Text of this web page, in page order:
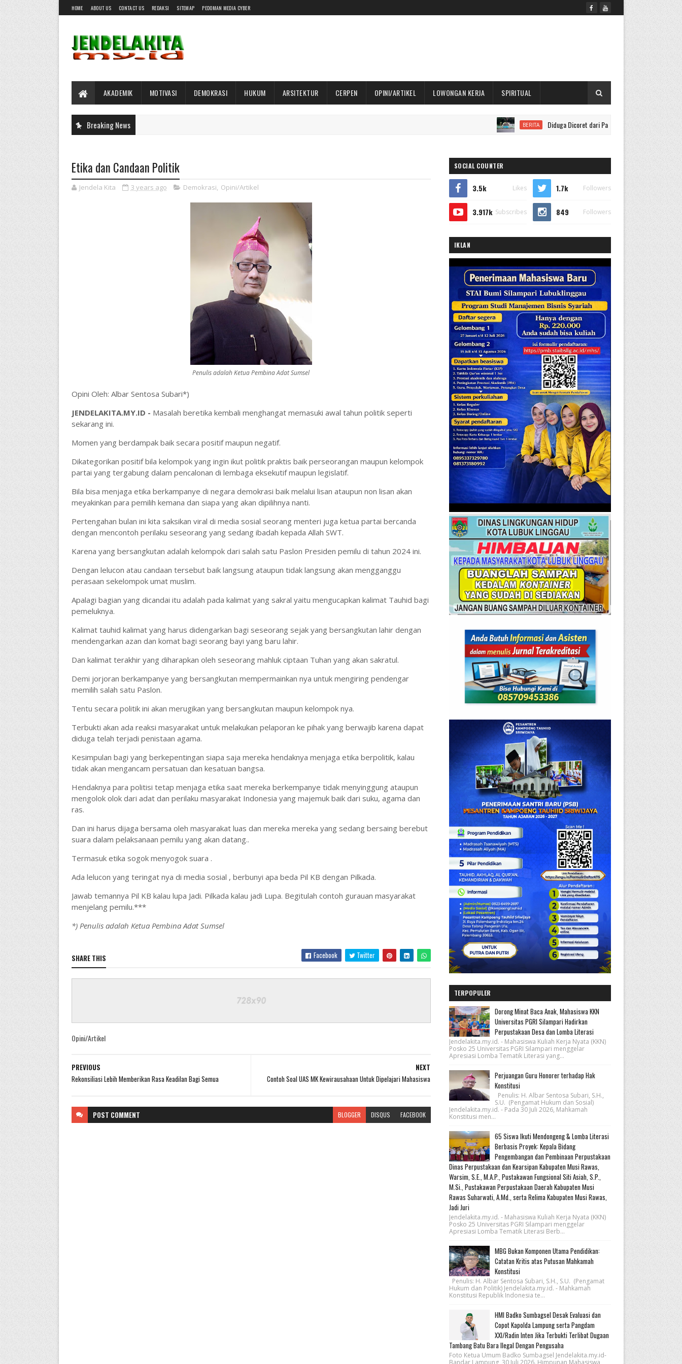
HOME ABOUT US CONTACT US REDAKSI SITEMAP PEDOMAN MEDIA CYBER
AKADEMIK MOTIVASI DEMOKRASI HUKUM ARSITEKTUR CERPEN OPINI/ARTIKEL LOWONGAN KERJA SPIRITUAL
Breaking News BERITA Diduga Dicoret dari Paskibraka Binjai Usai Dirawat, Peserta
Etika dan Candaan Politik
Jendela Kita 3 years ago Demokrasi, Opini/Artikel
Penulis adalah Ketua Pembina Adat Sumsel
Opini Oleh: Albar Sentosa Subari*)
JENDELAKITA.MY.ID - Masalah beretika kembali menghangat memasuki awal tahun politik seperti
sekarang ini.
Momen yang berdampak baik secara positif maupun negatif.
Dikategorikan positif bila kelompok yang ingin ikut politik praktis baik perseorangan maupun kelompok
partai yang tergabung dalam pencalonan di lembaga eksekutif maupun legislatif.
Bila bisa menjaga etika berkampanye di negara demokrasi baik melalui lisan ataupun non lisan akan
meyakinkan para pemilih kemana dan siapa yang akan dipilihnya nanti.
Pertengahan bulan ini kita saksikan viral di media sosial seorang menteri juga ketua partai bercanda
dengan mencontoh perilaku seseorang yang sedang ibadah kepada Allah SWT.
Karena yang bersangkutan adalah kelompok dari salah satu Paslon Presiden pemilu di tahun 2024 ini.
Dengan lelucon atau candaan tersebut baik langsung ataupun tidak langsung akan mengganggu
perasaan sekelompok umat muslim.
Apalagi bagian yang dicandai itu adalah pada kalimat yang sakral yaitu mengucapkan kalimat Tauhid bagi
pemeluknya.
Kalimat tauhid kalimat yang harus didengarkan bagi seseorang sejak yang bersangkutan lahir dengan
mendengarkan azan dan komat bagi seorang bayi yang baru lahir.
Dan kalimat terakhir yang diharapkan oleh seseorang mahluk ciptaan Tuhan yang akan sakratul.
Demi jorjoran berkampanye yang bersangkutan mempermainkan nya untuk mengiring pendengar
memilih salah satu Paslon.
Tentu secara politik ini akan merugikan yang bersangkutan maupun kelompok nya.
Terbukti akan ada reaksi masyarakat untuk melakukan pelaporan ke pihak yang berwajib karena dapat
diduga telah terjadi penistaan agama.
Kesimpulan bagi yang berkepentingan siapa saja mereka hendaknya menjaga etika berpolitik, kalau
tidak akan mengancam persatuan dan kesatuan bangsa.
Hendaknya para politisi tetap menjaga etika saat mereka berkempanye tidak menyinggung ataupun
mengolok olok dari adat dan perilaku masyarakat Indonesia yang majemuk baik dari suku, agama dan
ras.
Dan ini harus dijaga bersama oleh masyarakat luas dan mereka mereka yang sedang bersaing berebut
suara dalam pelaksanaan pemilu yang akan datang..
Termasuk etika sogok menyogok suara .
Ada lelucon yang teringat nya di media sosial , berbunyi apa beda Pil KB dengan Pilkada.
Jawab temannya Pil KB kalau lupa Jadi. Pilkada kalau jadi Lupa. Begitulah contoh gurauan masyarakat
menjelang pemilu.***
*) Penulis adalah Ketua Pembina Adat Sumsel
SHARE THIS Facebook Twitter
Opini/Artikel
NEXT
Contoh Soal UAS MK Kewirausahaan Untuk Dipelajari Mahasiswa
PREVIOUS
Rekonsiliasi Lebih Memberikan Rasa Keadilan Bagi Semua
POST COMMENT BLOGGER DISQUS FACEBOOK
SOCIAL COUNTER
3.5k Likes 1.7k Followers
3.917k Subscribes 849 Followers
IKLAN
TERPOPULER
Dorong Minat Baca Anak, Mahasiswa KKN
Universitas PGRI Silampari Hadirkan
Perpustakaan Desa dan Lomba Literasi
Jendelakita.my.id. - Mahasiswa Kuliah Kerja Nyata (KKN)
Posko 25 Universitas PGRI Silampari menggelar
Apresiasi Lomba Tematik Literasi yang...
Perjuangan Guru Honorer terhadap Hak
Konstitusi
Penulis: H. Albar Sentosa Subari, S.H.,
S.U. (Pengamat Hukum dan Sosial)
Jendelakita.my.id. - Pada 30 Juli 2026, Mahkamah
Konstitusi men...
65 Siswa Ikuti Mendongeng & Lomba Literasi
Berbasis Proyek: Kepala Bidang
Pengembangan dan Pembinaan Perpustakaan
Dinas Perpustakaan dan Kearsipan Kabupaten Musi Rawas,
Warsim, S.E., M.A.P., Pustakawan Fungsional Siti Asiah, S.P.,
M.Si., Pustakawan Perpustakaan Daerah Kabupaten Musi
Rawas Suharwati, A.Md., serta Relima Kabupaten Musi Rawas,
Jadi Juri
Jendelakita.my.id. - Mahasiswa Kuliah Kerja Nyata (KKN)
Posko 25 Universitas PGRI Silampari menggelar
Apresiasi Lomba Tematik Literasi Berb...
MBG Bukan Komponen Utama Pendidikan:
Catatan Kritis atas Putusan Mahkamah
Konstitusi
Penulis: H. Albar Sentosa Subari, S.H., S.U. (Pengamat
Hukum dan Politik) Jendelakita.my.id. - Mahkamah
Konstitusi Republik Indonesia te...
HMI Badko Sumbagsel Desak Evaluasi dan
Copot Kapolda Lampung serta Pangdam
XXI/Radin Inten Jika Terbukti Terlibat Dugaan
Tambang Batu Bara Ilegal Dengan Pengusaha
Foto Ketua Umum Badko Sumbagsel Jendelakita.my.id-
Bandar Lampung, 30 Juli 2026. Himpunan Mahasiswa